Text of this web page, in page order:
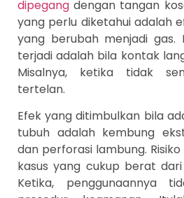
dipegang dengan tangan
yang perlu diketahui adalah
yang berubah menjadi gas.
terjadi adalah bila kontak
Misalnya, ketika tidak
tertelan.
Efek yang ditimbulkan bila
tubuh adalah kembung
dan perforasi lambung.
kasus yang cukup berat
Ketika, penggunaannya